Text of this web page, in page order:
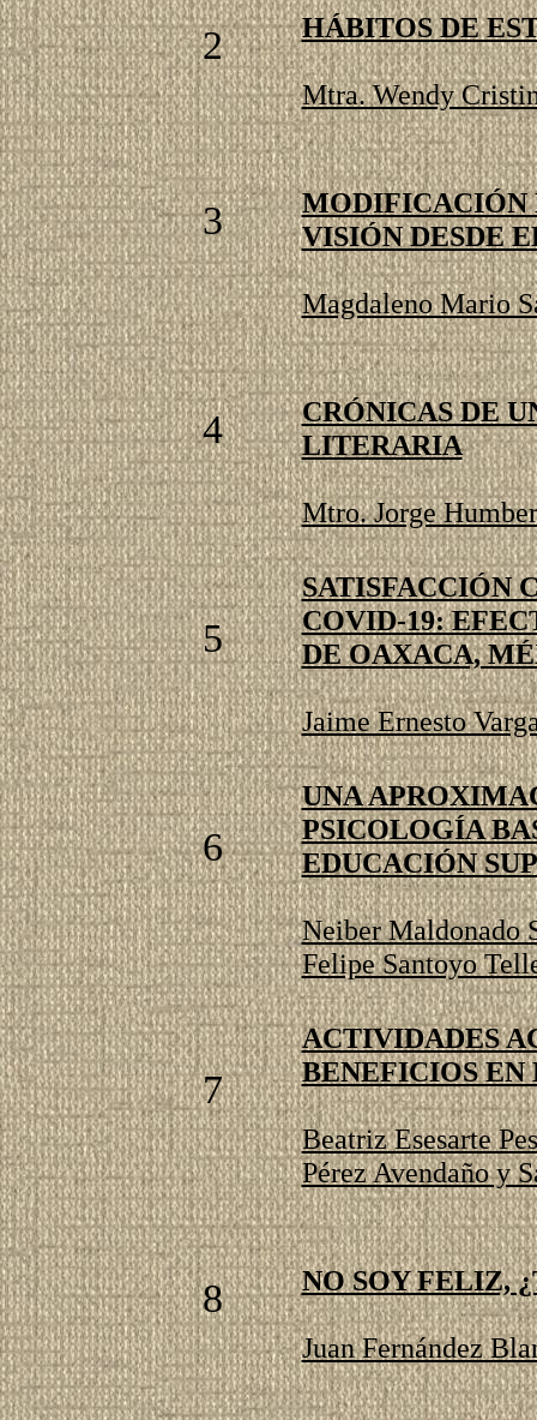
2 HÁBITOS DE
Mtra. Wendy
3
MODIFICACIÓN
VISIÓN DESDE
Magdaleno Mario
4
CRÓNICAS DE
LITERARIA
Mtro. Jorge
5
SATISFACCIÓN
COVID-19:
DE OAXACA,
Jaime Ernesto
6
UNA
PSICOLOGÍA
EDUCACIÓN
Neiber Maldonado
Felipe Santoyo
7
ACTIVIDADES
BENEFICIOS EN
Beatriz Esesarte
Pérez Avendaño y
8 NO SOY FELIZ,
Juan Fernández